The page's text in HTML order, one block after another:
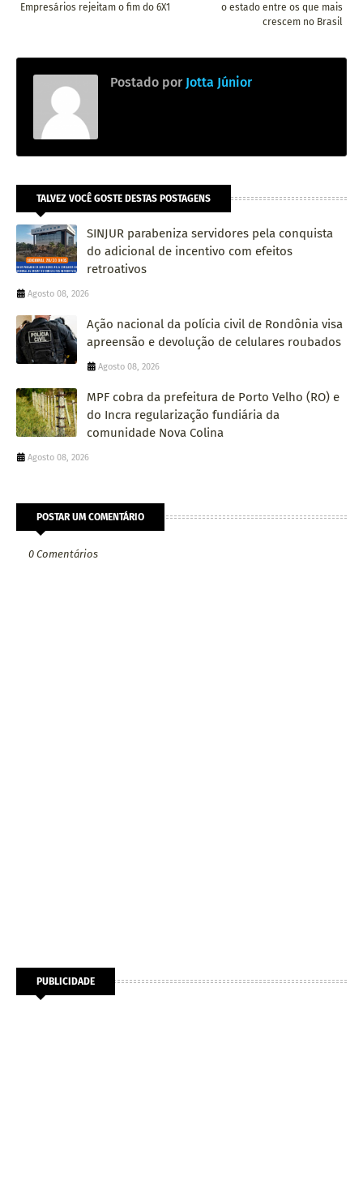
o estado entre os que mais
crescem no Brasil
Empresários rejeitam o fim do 6X1
Postado por Jotta Júnior
TALVEZ VOCÊ GOSTE DESTAS POSTAGENS
SINJUR parabeniza servidores pela conquista
do adicional de incentivo com efeitos
retroativos
Agosto 08, 2026
Ação nacional da polícia civil de Rondônia visa
apreensão e devolução de celulares roubados
Agosto 08, 2026
MPF cobra da prefeitura de Porto Velho (RO) e
do Incra regularização fundiária da
comunidade Nova Colina
Agosto 08, 2026
POSTAR UM COMENTÁRIO
0 Comentários
PUBLICIDADE